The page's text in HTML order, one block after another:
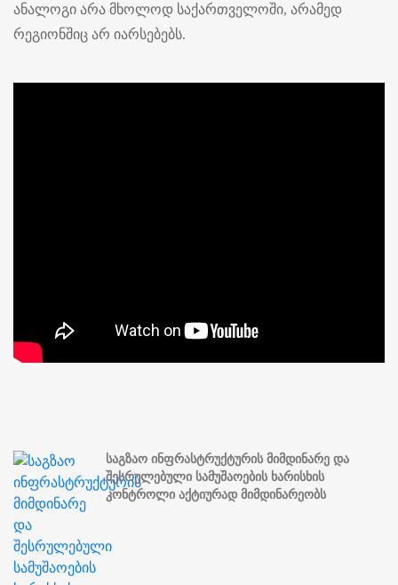
ანალოგი არა მხოლოდ საქართველოში, არამედ
რეგიონშიც არ იარსებებს.
საგზაო ინფრასტრუქტურის მიმდინარე და
შესრულებული სამუშაოების ხარისხის
კონტროლი აქტიურად მიმდინარეობს